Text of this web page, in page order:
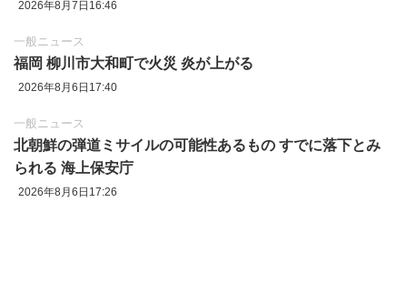
2026年8月7日16:46
一般ニュース
福岡 柳川市大和町で火災 炎が上がる
2026年8月6日17:40
一般ニュース
北朝鮮の弾道ミサイルの可能性あるもの すでに落下とみ
られる 海上保安庁
2026年8月6日17:26